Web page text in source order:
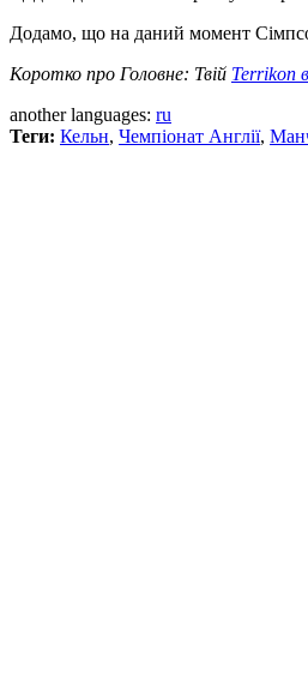
Додамо, що на даний момент
Коротко про Головне: Твій Terrikon
another languages: ru
Теги: Кельн, Чемпіонат Англії,